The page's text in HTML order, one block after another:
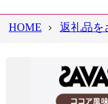
HOME 返礼品を